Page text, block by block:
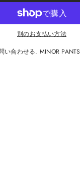
別のお支払い方法
い合わせる. MINOR PANTS